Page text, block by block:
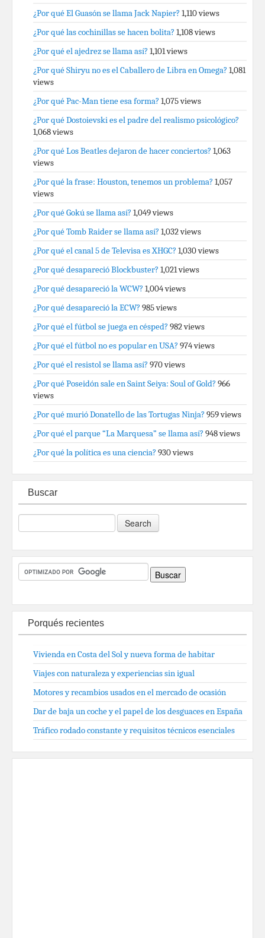
¿Por qué El Guasón se llama Jack Napier? 1,110 views
¿Por qué las cochinillas se hacen bolita? 1,108 views
¿Por qué el ajedrez se llama así? 1,101 views
¿Por qué Shiryu no es el Caballero de Libra en Omega? 1,081
views
¿Por qué Pac-Man tiene esa forma? 1,075 views
¿Por qué Dostoievski es el padre del realismo psicológico?
1,068 views
¿Por qué Los Beatles dejaron de hacer conciertos? 1,063
views
¿Por qué la frase: Houston, tenemos un problema? 1,057
views
¿Por qué Gokú se llama así? 1,049 views
¿Por qué Tomb Raider se llama así? 1,032 views
¿Por qué el canal 5 de Televisa es XHGC? 1,030 views
¿Por qué desapareció Blockbuster? 1,021 views
¿Por qué desapareció la WCW? 1,004 views
¿Por qué desapareció la ECW? 985 views
¿Por qué el fútbol se juega en césped? 982 views
¿Por qué el fútbol no es popular en USA? 974 views
¿Por qué el resistol se llama así? 970 views
¿Por qué Poseidón sale en Saint Seiya: Soul of Gold? 966
views
¿Por qué murió Donatello de las Tortugas Ninja? 959 views
¿Por qué el parque “La Marquesa” se llama así? 948 views
¿Por qué la política es una ciencia? 930 views
Buscar
Porqués recientes
Vivienda en Costa del Sol y nueva forma de habitar
Viajes con naturaleza y experiencias sin igual
Motores y recambios usados en el mercado de ocasión
Dar de baja un coche y el papel de los desguaces en España
Tráfico rodado constante y requisitos técnicos esenciales